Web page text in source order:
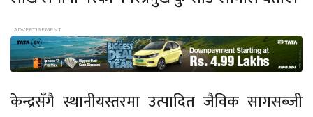
केन्द्रसँगै स्थानीयस्तरमा उत्पादित जैविक सागसब्जी